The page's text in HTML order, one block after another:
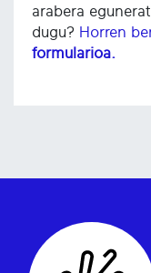
arabera
dugu? Horren
formularioa.